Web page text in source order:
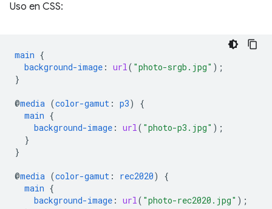
Uso en CSS:
main {
background-image : url( "photo-srgb.jpg" );
}
@media (color-gamut : p3)
{
main {
background-image : url( "photo-p3.jpg" );
}
}
@media (color-gamut : rec2020)
{
main {
background-image : url( "photo-rec2020.jpg" );